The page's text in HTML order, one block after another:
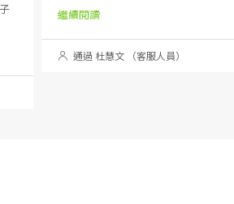
繼續閱讀
通過 杜慧文 （客服人員）